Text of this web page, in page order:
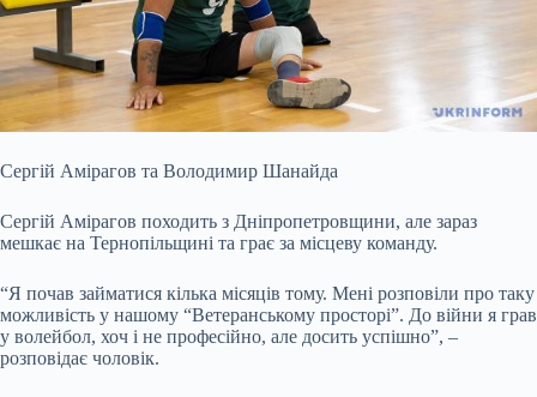
Сергій Амірагов та Володимир Шанайда
Сергій Амірагов походить з Дніпропетровщини, але зараз
мешкає на Тернопільщині та грає за місцеву команду.
“Я почав займатися кілька місяців тому. Мені розповіли про таку
можливість у нашому “Ветеранському просторі”. До війни я грав
у волейбол, хоч і не професійно, але досить успішно”, –
розповідає чоловік.